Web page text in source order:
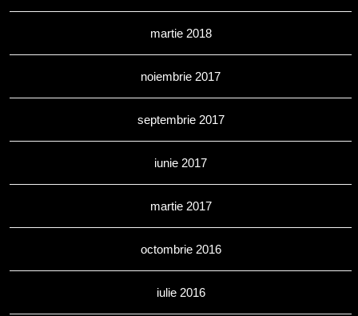
martie 2018
noiembrie 2017
septembrie 2017
iunie 2017
martie 2017
octombrie 2016
iulie 2016